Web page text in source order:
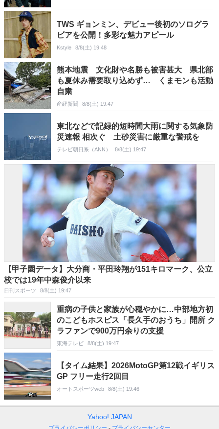
TWS ギョンミン、デビュー後初のソログラ
ビアを公開！多彩な魅力アピール
Kstyle 8/8(土) 19:48
熊本地震 文化財や名勝も被害甚大 県北部
も夏休み需要取り込めず… くまモンも活動
自粛
産経新聞 8/8(土) 19:47
東北などで記録的短時間大雨に関する気象防
災速報 相次ぐ 土砂災害に厳重な警戒を
テレビ朝日系（ANN） 8/8(土) 19:47
【甲子園データ】大分商・平田玲翔が151キロマーク、公立
校では19年中森俊介以来
日刊スポーツ 8/8(土) 19:47
重病の子供と家族が心穏やかに…中部地方初
のこどもホスピス「長久手のおうち」開所 ク
ラファンで900万円余りの支援
東海テレビ 8/8(土) 19:47
【タイム結果】2026MotoGP第12戦イギリス
GP フリー走行2回目
オートスポーツweb 8/8(土) 19:46
Yahoo! JAPAN